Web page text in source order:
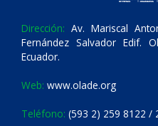
Dirección: Av. Mariscal
Fernández Salvador Edif.
Ecuador.
Web: www.olade.org
Teléfono: (593 2) 259 8122 /